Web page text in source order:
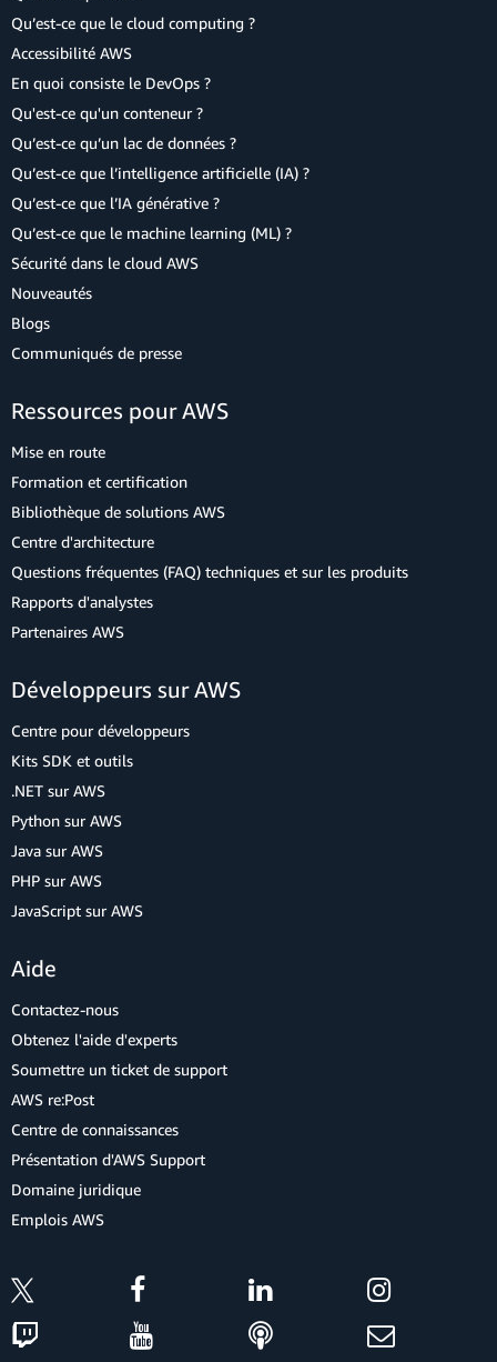
Qu’est-ce que le cloud computing ?
Accessibilité AWS
En quoi consiste le DevOps ?
Qu'est-ce qu'un conteneur ?
Qu’est-ce qu’un lac de données ?
Qu’est-ce que l’intelligence artificielle (IA) ?
Qu’est-ce que l’IA générative ?
Qu’est-ce que le machine learning (ML) ?
Sécurité dans le cloud AWS
Nouveautés
Blogs
Communiqués de presse
Ressources pour AWS
Mise en route
Formation et certification
Bibliothèque de solutions AWS
Centre d'architecture
Questions fréquentes (FAQ) techniques et sur les produits
Rapports d'analystes
Partenaires AWS
Développeurs sur AWS
Centre pour développeurs
Kits SDK et outils
.NET sur AWS
Python sur AWS
Java sur AWS
PHP sur AWS
JavaScript sur AWS
Aide
Contactez-nous
Obtenez l'aide d'experts
Soumettre un ticket de support
AWS re:Post
Centre de connaissances
Présentation d'AWS Support
Domaine juridique
Emplois AWS